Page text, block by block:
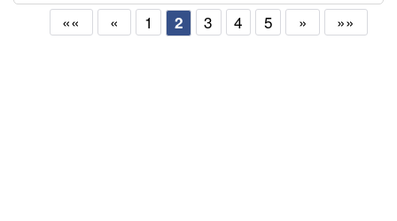
«« « 1 2 3 4 5 » »»